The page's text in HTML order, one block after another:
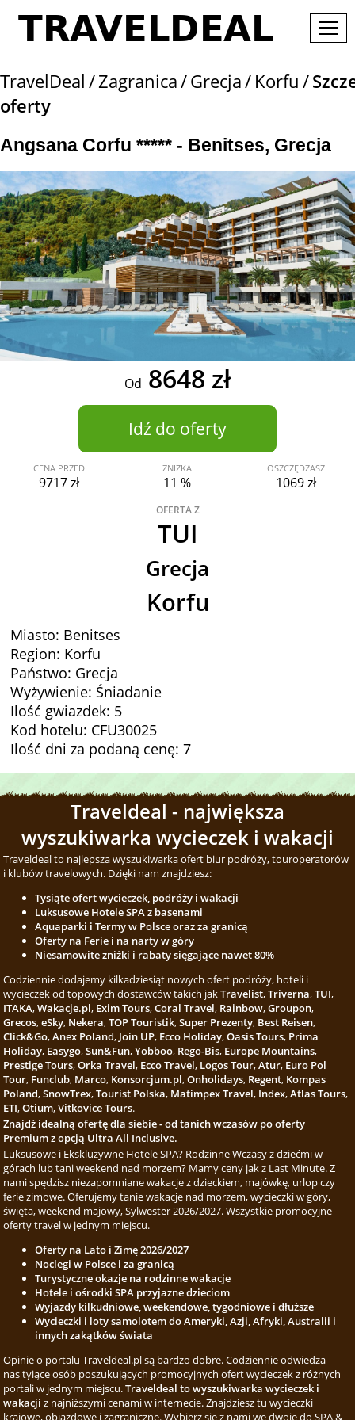
TravelDeal Zagranica Grecja Korfu
oferty
Angsana Corfu ***** - Benitses, Grecja
Od 8648 zł
Idź do oferty
CENA PRZED
9717 zł
ZNIŻKA
11 %
OSZCZĘDZASZ
1069 zł
OFERTA Z
TUI
Grecja
Korfu
Miasto: Benitses
Region: Korfu
Państwo: Grecja
Wyżywienie: Śniadanie
Ilość gwiazdek: 5
Kod hotelu: CFU30025
Ilość dni za podaną cenę: 7
Traveldeal - największa
wyszukiwarka wycieczek i wakacji
Traveldeal to najlepsza wyszukiwarka ofert biur podróży, touroperatorów
i klubów travelowych. Dzięki nam znajdziesz:
Tysiąte ofert wycieczek, podróży i wakacji
Luksusowe Hotele SPA z basenami
Aquaparki i Termy w Polsce oraz za granicą
Oferty na Ferie i na narty w góry
Niesamowite zniżki i rabaty sięgające nawet 80%
Codziennie dodajemy kilkadziesiąt nowych ofert podróży, hoteli i
wycieczek od topowych dostawców takich jakTravelist,Triverna,TUI,
ITAKA,Wakacje.pl, Exim Tours,Coral Travel, Rainbow,Groupon,
Grecos,eSky, Nekera,TOP Touristik,Super Prezenty, Best Reisen,
Click&Go,Anex Poland, Join UP, Ecco Holiday,Oasis Tours, Prima
Holiday, Easygo,Sun&Fun,Yobboo, Rego-Bis, Europe Mountains,
Prestige Tours,Orka Travel, Ecco Travel, Logos Tour,Atur, Euro Pol
Tour, Funclub, Marco, Konsorcjum.pl,Onholidays, Regent, Kompas
Poland,SnowTrex,Tourist Polska, Matimpex Travel, Index,Atlas Tours,
ETI,Otium,Vitkovice Tours.
Znajdź idealną ofertę dla siebie - od tanich wczasów po oferty
Premium z opcją Ultra All Inclusive.
Luksusowe i Ekskluzywne Hotele SPA? Rodzinne Wczasy z dziećmi w
górach lub tani weekend nad morzem? Mamy ceny jak z Last Minute. Z
nami spędzisz niezapomniane wakacje z dzieckiem, majówkę, urlop czy
ferie zimowe. Oferujemy tanie wakacje nad morzem, wycieczki w góry,
święta, weekend majowy, Sylwester 2026/2027. Wszystkie promocyjne
oferty travel w jednym miejscu.
Oferty na Lato i Zimę 2026/2027
Noclegi w Polsce i za granicą
Turystyczne okazje na rodzinne wakacje
Hotele i ośrodki SPA przyjazne dzieciom
Wyjazdy kilkudniowe, weekendowe, tygodniowe i dłuższe
Wycieczki i loty samolotem do Ameryki, Azji, Afryki, Australii i
innych zakątków świata
Opinie o portalu Traveldeal.pl są bardzo dobre. Codziennie odwiedza
nas tyiące osób poszukujących promocyjnych ofert wycieczek z różnych
portali w jednym miejscu.Traveldeal to wyszukiwarka wycieczek i
wakacji z najniższymi cenami w internecie. Znajdziesz tu wycieczki